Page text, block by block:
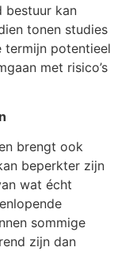
bestuur kan
tonen studies
termijn potentieel
met risico’s
brengt ook
beperkter zijn
wat écht
sommige
zijn dan